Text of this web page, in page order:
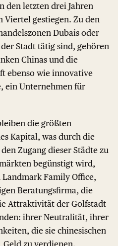
den letzten drei Jahren
Viertel gestiegen. Zu den
Dubais oder
Stadt tätig sind, gehören
Chinas und die
ebenso wie innovative
ein Unternehmen für
die größten
Kapital, was durch die
Zugang dieser Städte zu
begünstigt wird,
Family Office,
Beratungsfirma, die
Attraktivität der Golfstadt
ihrer Neutralität, ihrer
die sie chinesischen
zu verdienen.